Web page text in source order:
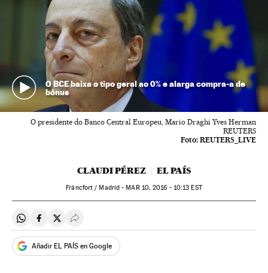
O BCE baixa o tipo geral ao 0% e alarga compra-a de
bônus
O presidente do Banco Central Europeu, Mario Draghi Yves Herman
REUTERS
Foto: REUTERS_LIVE
CLAUDI PÉREZ EL PAÍS
Fráncfort / Madrid -MAR10, 2016 - 10:13 EST
Compartir en Whatsapp
Compartir en Facebook
Compartir en Twitter
Desplegar Redes Sociales
Añadir EL PAÍS en Google